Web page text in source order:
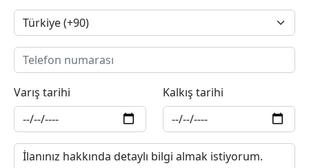
Varış tarihi Kalkış tarihi